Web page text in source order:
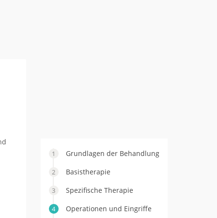
Grundlagen der Behandlung
Basistherapie
Spezifische Therapie
Operationen und Eingriffe